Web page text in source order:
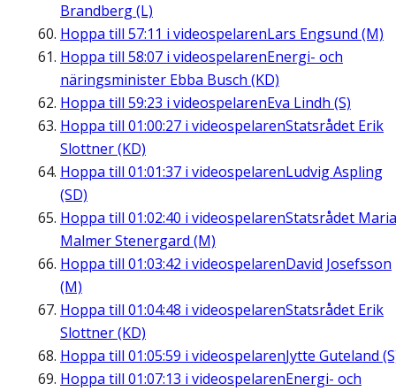
Brandberg (L)
Hoppa till 57:11 i videospelarenLars Engsund (M)
Hoppa till 58:07 i videospelarenEnergi- och
näringsminister Ebba Busch (KD)
Hoppa till 59:23 i videospelarenEva Lindh (S)
Hoppa till 01:00:27 i videospelarenStatsrådet Erik
Slottner (KD)
Hoppa till 01:01:37 i videospelarenLudvig Aspling
(SD)
Hoppa till 01:02:40 i videospelarenStatsrådet Maria
Malmer Stenergard (M)
Hoppa till 01:03:42 i videospelarenDavid Josefsson
(M)
Hoppa till 01:04:48 i videospelarenStatsrådet Erik
Slottner (KD)
Hoppa till 01:05:59 i videospelarenJytte Guteland
Hoppa till 01:07:13 i videospelarenEnergi- och